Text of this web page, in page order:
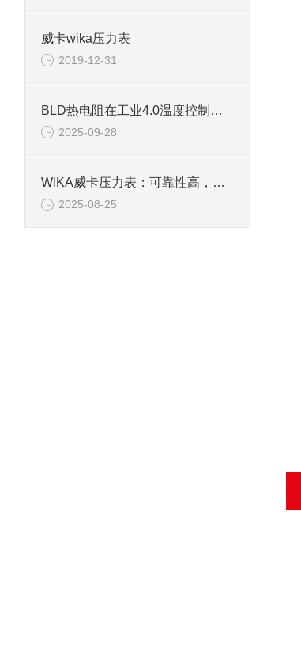
威卡wika压力表
2019-12-31
BLD热电阻在工业4.0温度控制中的应用与优势
2025-09-28
WIKA威卡压力表：可靠性高，使用寿命长
2025-08-25